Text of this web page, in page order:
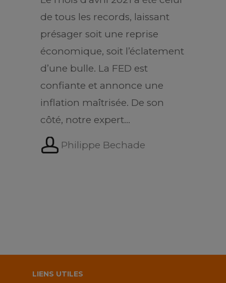
de tous les records, laissant
présager soit une reprise
économique, soit l’éclatement
d’une bulle. La FED est
confiante et annonce une
inflation maîtrisée. De son
côté, notre expert…
Philippe Bechade
LIENS UTILES